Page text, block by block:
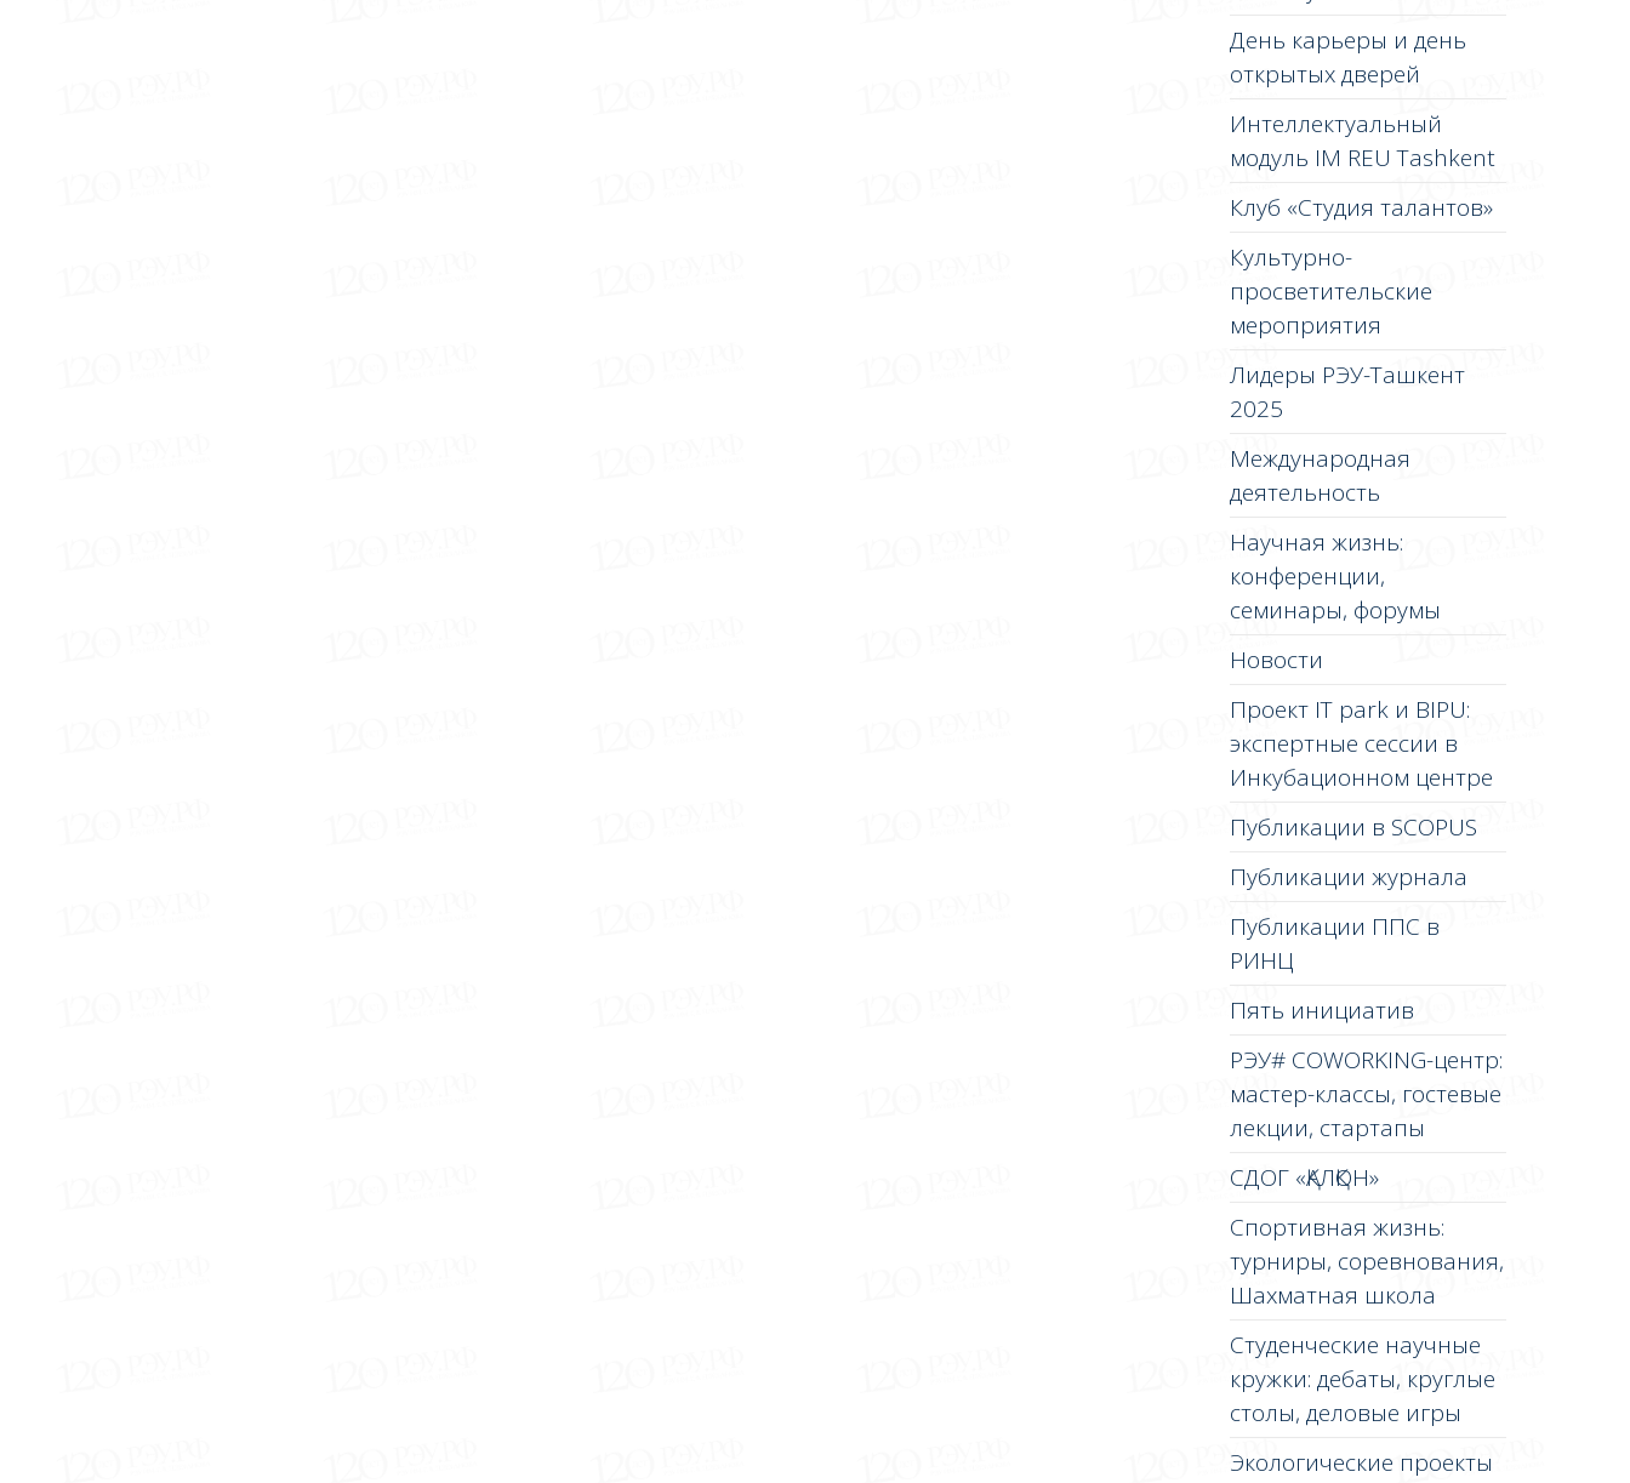
День карьеры и день
открытых дверей
Интеллектуальный
модуль IM REU Tashkent
Клуб «Студия талантов»
Культурно-
просветительские
мероприятия
Лидеры РЭУ-Ташкент
2025
Международная
деятельность
Научная жизнь:
конференции,
семинары, форумы
Новости
Проект IT park и BIPU:
экспертные сессии в
Инкубационном центре
Публикации в SCOPUS
Публикации журнала
Публикации ППС в
РИНЦ
Пять инициатив
РЭУ# COWORKING-центр:
мастер-классы, гостевые
лекции, стартапы
СДОГ «ҚАЛҚОН»
Спортивная жизнь:
турниры, соревнования,
Шахматная школа
Студенческие научные
кружки: дебаты, круглые
столы, деловые игры
Экологические проекты